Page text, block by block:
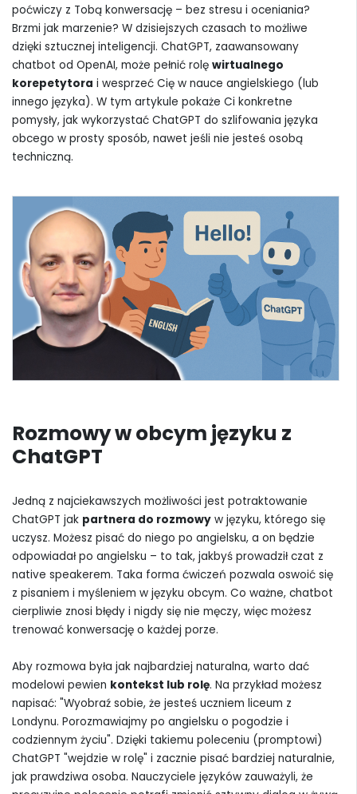
poćwiczy z Tobą konwersację – bez stresu i oceniania?
Brzmi jak marzenie? W dzisiejszych czasach to możliwe
dzięki sztucznej inteligencji. ChatGPT, zaawansowany
chatbot od OpenAI, może pełnić rolę wirtualnego
korepetytora i wesprzeć Cię w nauce angielskiego (lub
innego języka). W tym artykule pokaże Ci konkretne
pomysły, jak wykorzystać ChatGPT do szlifowania języka
obcego w prosty sposób, nawet jeśli nie jesteś osobą
techniczną.
Rozmowy w obcym języku z
ChatGPT
Jedną z najciekawszych możliwości jest potraktowanie
ChatGPT jak partnera do rozmowy w języku, którego się
uczysz. Możesz pisać do niego po angielsku, a on będzie
odpowiadał po angielsku – to tak, jakbyś prowadził czat z
native speakerem. Taka forma ćwiczeń pozwala oswoić się
z pisaniem i myśleniem w języku obcym. Co ważne, chatbot
cierpliwie znosi błędy i nigdy się nie męczy, więc możesz
trenować konwersację o każdej porze.
Aby rozmowa była jak najbardziej naturalna, warto dać
modelowi pewien kontekst lub rolę. Na przykład możesz
napisać: "Wyobraź sobie, że jesteś uczniem liceum z
Londynu. Porozmawiajmy po angielsku o pogodzie i
codziennym życiu". Dzięki takiemu poleceniu (promptowi)
ChatGPT "wejdzie w rolę" i zacznie pisać bardziej naturalnie,
jak prawdziwa osoba. Nauczyciele języków zauważyli, że